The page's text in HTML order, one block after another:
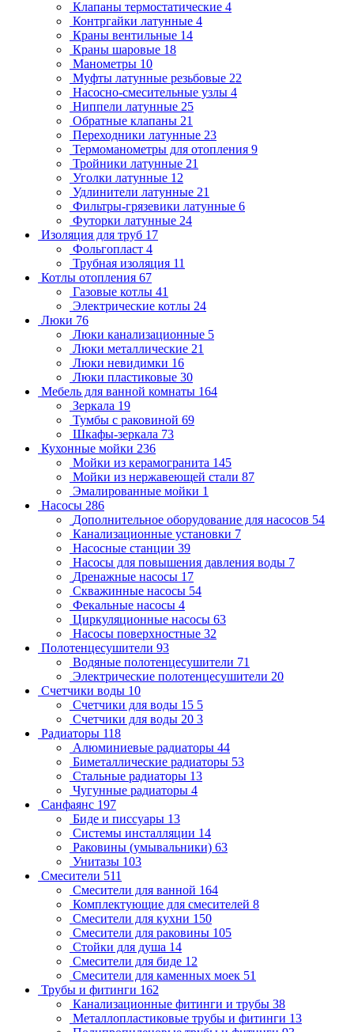
Клапаны термостатические 4
Контргайки латунные 4
Краны вентильные 14
Краны шаровые 18
Манометры 10
Муфты латунные резьбовые 22
Насосно-смесительные узлы 4
Ниппели латунные 25
Обратные клапаны 21
Переходники латунные 23
Термоманометры для отопления 9
Тройники латунные 21
Уголки латунные 12
Удлинители латунные 21
Фильтры-грязевики латунные 6
Футорки латунные 24
Изоляция для труб 17
Фольгопласт 4
Трубная изоляция 11
Котлы отопления 67
Газовые котлы 41
Электрические котлы 24
Люки 76
Люки канализационные 5
Люки металлические 21
Люки невидимки 16
Люки пластиковые 30
Мебель для ванной комнаты 164
Зеркала 19
Тумбы с раковиной 69
Шкафы-зеркала 73
Кухонные мойки 236
Мойки из керамогранита 145
Мойки из нержавеющей стали 87
Эмалированные мойки 1
Насосы 286
Дополнительное оборудование для насосов 54
Канализационные установки 7
Насосные станции 39
Насосы для повышения давления воды 7
Дренажные насосы 17
Скважинные насосы 54
Фекальные насосы 4
Циркуляционные насосы 63
Насосы поверхностные 32
Полотенцесушители 93
Водяные полотенцесушители 71
Электрические полотенцесушители 20
Счетчики воды 10
Счетчики для воды 15 5
Счетчики для воды 20 3
Радиаторы 118
Алюминиевые радиаторы 44
Биметаллические радиаторы 53
Стальные радиаторы 13
Чугунные радиаторы 4
Санфаянс 197
Биде и писсуары 13
Системы инсталляции 14
Раковины (умывальники) 63
Унитазы 103
Смесители 511
Смесители для ванной 164
Комплектующие для смесителей 8
Смесители для кухни 150
Смесители для раковины 105
Стойки для душа 14
Смесители для биде 12
Смесители для каменных моек 51
Трубы и фитинги 162
Канализационные фитинги и трубы 38
Металлопластиковые трубы и фитинги 13